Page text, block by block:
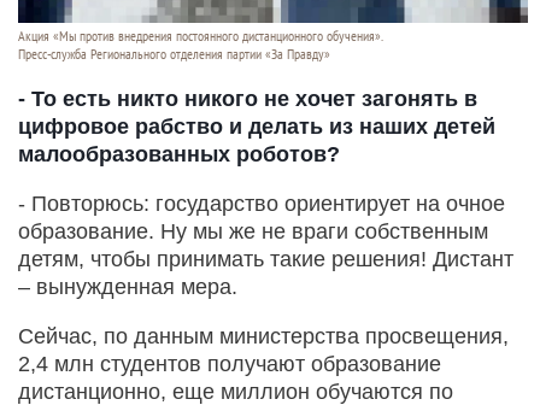
Акция «Мы против внедрения постоянного дистанционного обучения».
Пресс-служба Регионального отделения партии «За Правду»
- То есть никто никого не хочет загонять в
цифровое рабство и делать из наших детей
малообразованных роботов?
- Повторюсь: государство ориентирует на очное
образование. Ну мы же не враги собственным
детям, чтобы принимать такие решения! Дистант
– вынужденная мера.
Сейчас, по данным министерства просвещения,
2,4 млн студентов получают образование
дистанционно, еще миллион обучаются по